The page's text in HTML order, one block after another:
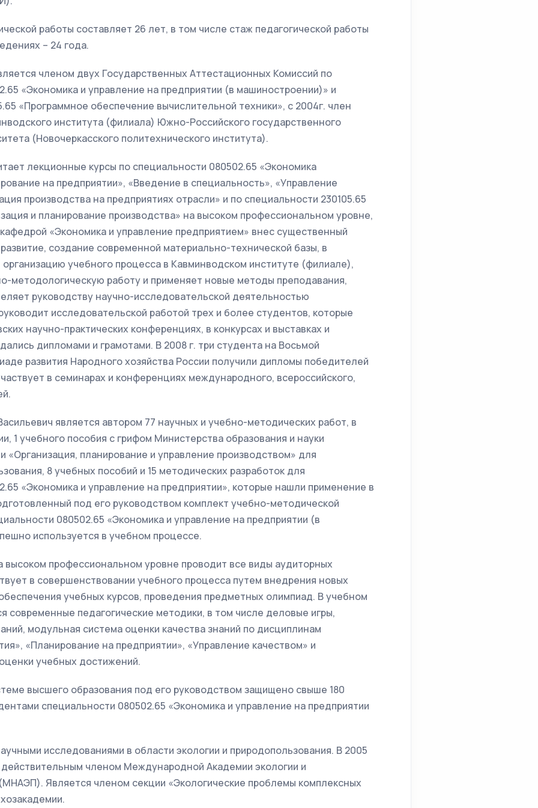
работы составляет 26 лет, в том числе стаж педагогической работы
– 24 года.
членом двух Государственных Аттестационных Комиссий по
«Экономика и управление на предприятии (в машиностроении)» и
«Программное обеспечение вычислительной техники», с 2004г. член
института (филиала) Южно-Российского государственного
(Новочеркасского политехнического института).
лекционные курсы по специальности 080502.65 «Экономика
на предприятии», «Введение в специальность», «Управление
производства на предприятиях отрасли» и по специальности 230105.65
и планирование производства» на высоком профессиональном уровне,
«Экономика и управление предприятием» внес существенный
создание современной материально-технической базы, в
учебного процесса в Кавминводском институте (филиале),
методологическую работу и применяет новые методы преподавания,
руководству научно-исследовательской деятельностью
исследовательской работой трех и более студентов, которые
научно-практических конференциях, в конкурсах и выставках и
дипломами и грамотами. В 2008 г. три студента на Восьмой
развития Народного хозяйства России получили дипломы победителей
в семинарах и конференциях международного, всероссийского,
является автором 77 научных и учебно-методических работ, в
1 учебного пособия с грифом Министерства образования и науки
«Организация, планирование и управление производством» для
8 учебных пособий и 15 методических разработок для
«Экономика и управление на предприятии», которые нашли применение в
под его руководством комплект учебно-методической
080502.65 «Экономика и управление на предприятии (в
используется в учебном процессе.
профессиональном уровне проводит все виды аудиторных
в совершенствовании учебного процесса путем внедрения новых
учебных курсов, проведения предметных олимпиад. В учебном
современные педагогические методики, в том числе деловые игры,
модульная система оценки качества знаний по дисциплинам
«Планирование на предприятии», «Управление качеством» и
учебных достижений.
высшего образования под его руководством защищено свыше 180
специальности 080502.65 «Экономика и управление на предприятии
исследованиями в области экологии и природопользования. В 2005
действительным членом Международной Академии экологии и
Является членом секции «Экологические проблемы комплексных